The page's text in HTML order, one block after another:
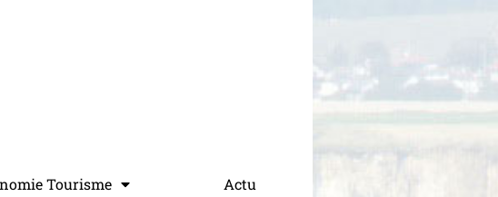
Tourisme Actu